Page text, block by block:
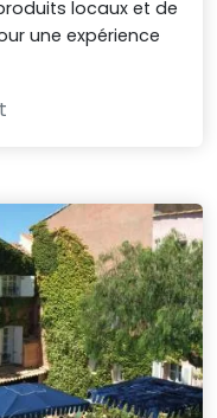
locaux et de
une expérience